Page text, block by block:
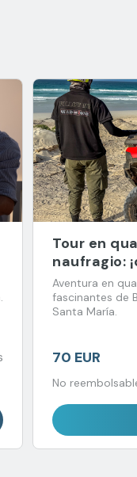
Tour en
naufragio:
Aventura en
fascinantes de
Santa María.
70 EUR
No